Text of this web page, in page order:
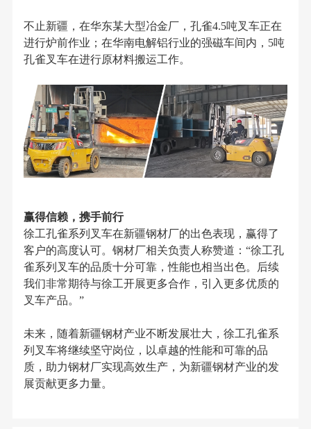
不止新疆，在华东某大型冶金厂，孔雀4.5吨叉车正在
进行炉前作业；在华南电解铝行业的强磁车间内，5吨
孔雀叉车在进行原材料搬运工作。
赢得信赖，携手前行
徐工孔雀系列叉车在新疆钢材厂的出色表现，赢得了
客户的高度认可。钢材厂相关负责人称赞道：“徐工孔
雀系列叉车的品质十分可靠，性能也相当出色。后续
我们非常期待与徐工开展更多合作，引入更多优质的
叉车产品。”
未来，随着新疆钢材产业不断发展壮大，徐工孔雀系
列叉车将继续坚守岗位，以卓越的性能和可靠的品
质，助力钢材厂实现高效生产，为新疆钢材产业的发
展贡献更多力量。